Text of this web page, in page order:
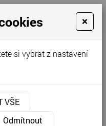
Kontaktujte nás
×
si vybrat z nastavení
VŠE
Odmítnout